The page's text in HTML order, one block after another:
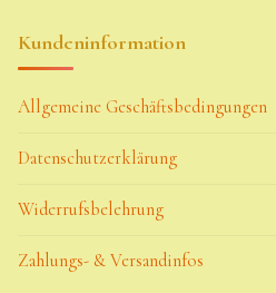
Kundeninformation
Allgemeine Geschäftsbedingungen
Datenschutzerklärung
Widerrufsbelehrung
Zahlungs- & Versandinfos